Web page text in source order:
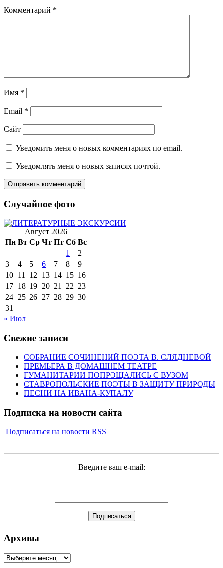
Комментарий *
Имя *
Email *
Сайт
Уведомить меня о новых комментариях по email.
Уведомлять меня о новых записях почтой.
Случайное фото
Август 2026
Пн Вт Ср Чт Пт Сб Вс
1
2
3
4 5 6 7 8
9
10 11 12 13 14 15 16
17 18 19 20 21 22 23
24 25 26 27 28 29 30
31
« Июл
Свежие записи
СОБРАНИЕ СОЧИНЕНИЙ ПОЭТА В. СЛЯДНЕВОЙ
ПРЕМЬЕРА В ДОМАШНЕМ ТЕАТРЕ
ГУМАНИТАРИИ ПОПРОЩАЛИСЬ С ВУЗОМ
СТАВРОПОЛЬСКИЕ ПОЭТЫ В ЗАЩИТУ ПРИРОДЫ
ПЕСНИ НА ИВАНА-КУПАЛУ
Подписка на новости сайта
Подписаться на новости RSS
Введите ваш e-mail:
Архивы
Архивы